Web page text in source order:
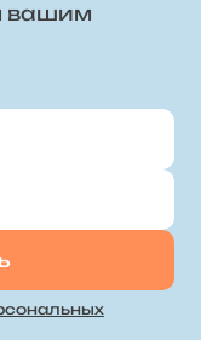
вашим